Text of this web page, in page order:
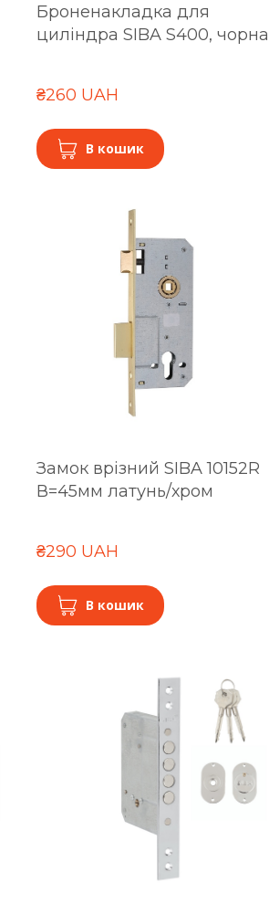
Броненакладка для
циліндра SIBA S400, чорна
₴260 UAH
В кошик
Замок врізний SIBA 10152R
В=45мм латунь/хром
₴290 UAH
В кошик